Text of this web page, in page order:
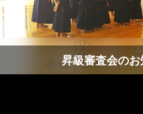
昇級審査会の